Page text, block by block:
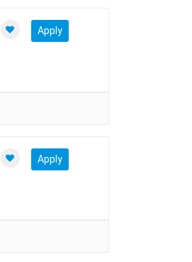
Apply
Apply